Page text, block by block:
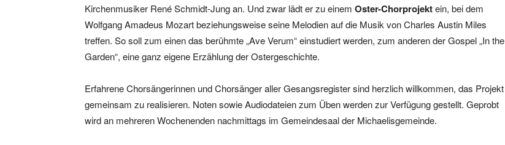
Kirchenmusiker René Schmidt-Jung an. Und zwar lädt er zu einem Oster-Chorprojektein, bei dem
Wolfgang Amadeus Mozart beziehungsweise seine Melodien auf die Musik von Charles Austin Miles
treffen. So soll zum einen das berühmte „Ave Verum“ einstudiert werden, zum anderen der Gospel „In the
Garden“, eine ganz eigene Erzählung der Ostergeschichte.
Erfahrene Chorsängerinnen und Chorsänger aller Gesangsregister sind herzlich willkommen, das Projekt
gemeinsam zu realisieren. Noten sowie Audiodateien zum Üben werden zur Verfügung gestellt. Geprobt
wird an mehreren Wochenenden nachmittags im Gemeindesaal der Michaelisgemeinde.